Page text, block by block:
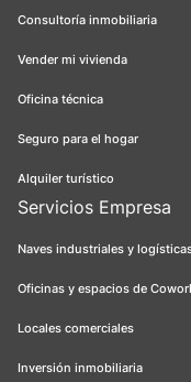
Consultoría inmobiliaria
Vender mi vivienda
Oficina técnica
Seguro para el hogar
Alquiler turístico
Servicios Empresa
Naves industriales y
Oficinas y espacios de
Locales comerciales
Inversión inmobiliaria